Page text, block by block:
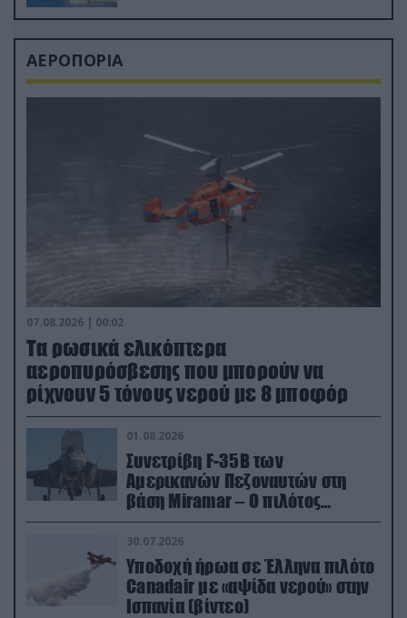
ΑΕΡΟΠΟΡΙΑ
07.08.2026 | 00:02
Τα ρωσικά ελικόπτερα
αεροπυρόσβεσης που μπορούν να
ρίχνουν 5 τόνους νερού με 8 μποφόρ
01.08.2026
Συνετρίβη F-35B των
Αμερικανών Πεζοναυτών στη
βάση Miramar – Ο πιλότος
εκτινάχθηκε εγκαίρως
30.07.2026
Υποδοχή ήρωα σε Έλληνα πιλότο
Canadair με «αψίδα νερού» στην
Ισπανία (βίντεο)